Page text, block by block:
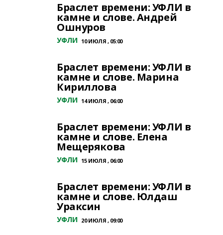
Браслет времени: УФЛИ в
камне и слове. Андрей
Ошнуров
УФЛИ 10 ИЮЛЯ , 05:00
Браслет времени: УФЛИ в
камне и слове. Марина
Кириллова
УФЛИ 14 ИЮЛЯ , 06:00
Браслет времени: УФЛИ в
камне и слове. Елена
Мещерякова
УФЛИ 15 ИЮЛЯ , 06:00
Браслет времени: УФЛИ в
камне и слове. Юлдаш
Ураксин
УФЛИ 20 ИЮЛЯ , 09:00